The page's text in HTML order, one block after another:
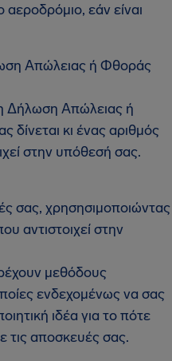
εάν είναι
Απώλειας ή Φθοράς
Δήλωση Απώλειας ή
κι ένας αριθμός
στην υπόθεσή σας.
σας, χρησησιμοποιώντας
αντιστοιχεί στην
μεθόδους
ενδεχομένως να σας
ιδέα για το πότε
τις αποσκευές σας.